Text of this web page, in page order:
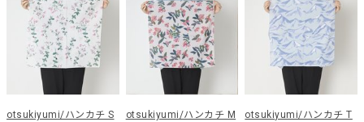
otsukiyumi/ハンカチ S
otsukiyumi/ハンカチ M
otsukiyumi/ハンカチ T